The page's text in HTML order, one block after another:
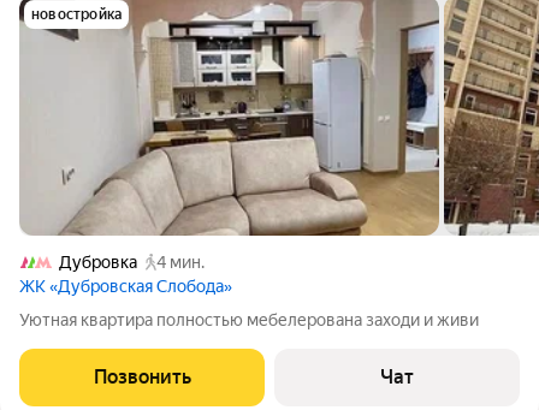
новостройка
Дубровка
4 мин.
ЖК «Дубровская Слобода»
Уютная квартира полностью мебелерована заходи и живи
Позвонить Чат